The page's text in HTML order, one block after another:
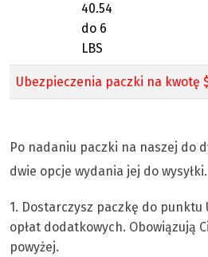
40.54
do 6
LBS
Ubezpieczenia paczki na kwotę
Po nadaniu paczki na naszej do
dwie opcje wydania jej do wysyłki.
1. Dostarczysz paczkę do punktu
opłat dodatkowych. Obowiązują
powyżej.